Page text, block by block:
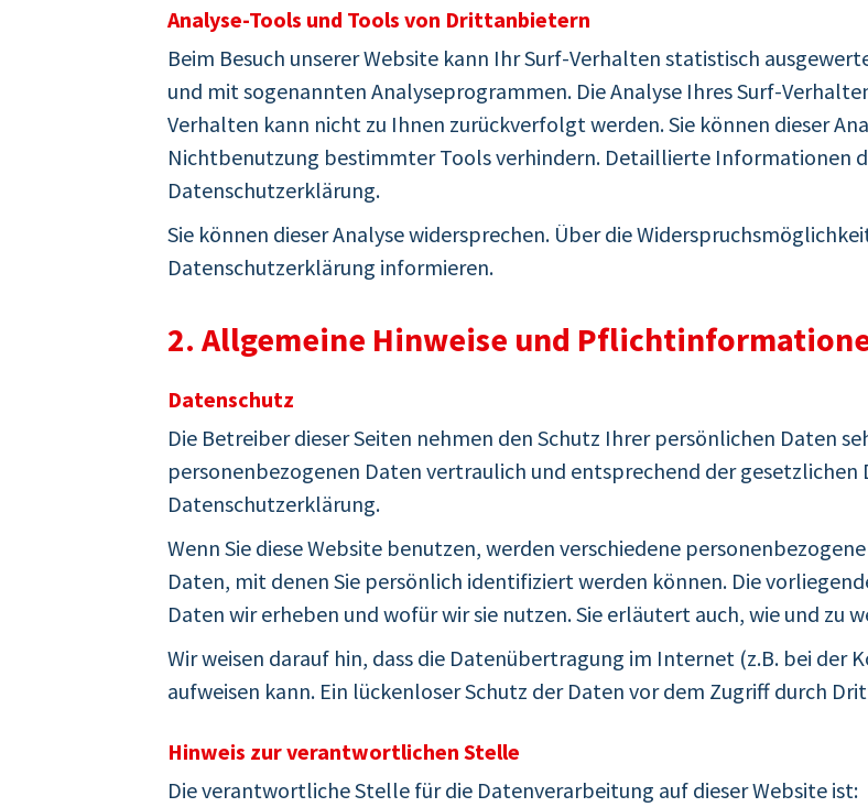
Analyse-Tools und Tools von Drittanbietern
Beim Besuch unserer Website kann Ihr Surf-Verhalten statistisch
und mit sogenannten Analyseprogrammen. Die Analyse Ihres Surf-
Verhalten kann nicht zu Ihnen zurückverfolgt werden. Sie können dieser
Nichtbenutzung bestimmter Tools verhindern. Detaillierte Informationen
Datenschutzerklärung.
Sie können dieser Analyse widersprechen. Über die
Datenschutzerklärung informieren.
2. Allgemeine Hinweise und
Datenschutz
Die Betreiber dieser Seiten nehmen den Schutz Ihrer persönlichen Daten
personenbezogenen Daten vertraulich und entsprechend der gesetzlichen
Datenschutzerklärung.
Wenn Sie diese Website benutzen, werden verschiedene
Daten, mit denen Sie persönlich identifiziert werden können. Die
Daten wir erheben und wofür wir sie nutzen. Sie erläutert auch, wie und zu
Wir weisen darauf hin, dass die Datenübertragung im Internet (z.B. bei der
aufweisen kann. Ein lückenloser Schutz der Daten vor dem Zugriff durch
Hinweis zur verantwortlichen Stelle
Die verantwortliche Stelle für die Datenverarbeitung auf dieser Website ist: